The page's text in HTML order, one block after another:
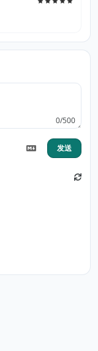
0/500
发送